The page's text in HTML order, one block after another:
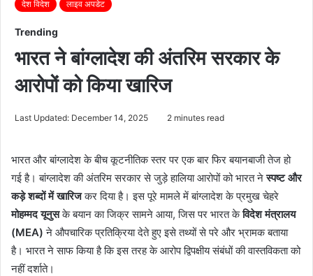
देश विदेश लाइव अपडेट
Trending
भारत ने बांग्लादेश की अंतरिम सरकार के
आरोपों को किया खारिज
Last Updated: December 14, 2025 2 minutes read
भारत और बांग्लादेश के बीच कूटनीतिक स्तर पर एक बार फिर बयानबाजी तेज हो
गई है। बांग्लादेश की अंतरिम सरकार से जुड़े हालिया आरोपों को भारत नेस्पष्ट और
कड़े शब्दों में खारिजकर दिया है। इस पूरे मामले में बांग्लादेश के प्रमुख चेहरे
मोहम्मद यूनुसके बयान का जिक्र सामने आया, जिस पर भारत केविदेश मंत्रालय
(MEA) ने औपचारिक प्रतिक्रिया देते हुए इसे तथ्यों से परे और भ्रामक बताया
है। भारत ने साफ किया है कि इस तरह के आरोप द्विपक्षीय संबंधों की वास्तविकता को
नहीं दर्शाते।